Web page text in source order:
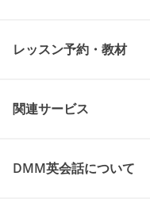
レッスン予約・教材
関連サービス
DMM英会話について